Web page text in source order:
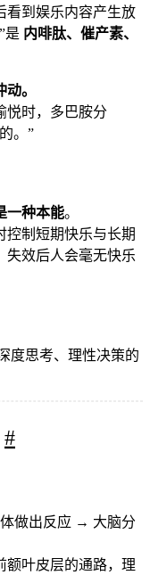
看到娱乐内容产生放
是 内啡肽、催产素、
。
悦时，多巴胺分
。”
一种本能。
控制短期快乐与长期
失效后人会毫无快乐
度思考、理性决策的
#
做出反应 → 大脑分
额叶皮层的通路，理